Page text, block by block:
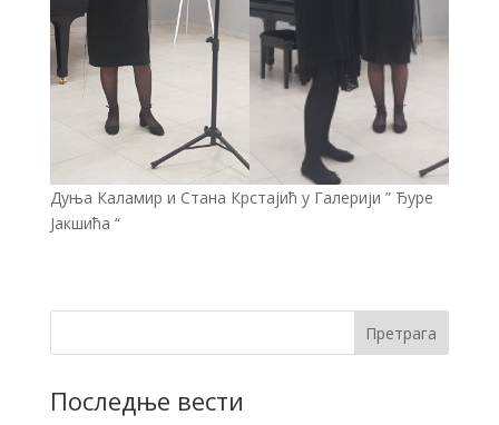
Дуња Каламир и Стана Крстајић у Галерији ” Ђуре
Јакшића “
Претрага
Последње вести